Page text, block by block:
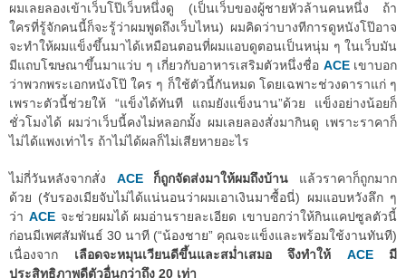
ผมเลยลองเข้าเว็บโป๊เว็บหนึ่งดู (เป็นเว็บของผู้ชายหัวล้านคนหนึ่ง ถ้า
ใครที่รู้จักคนนี้ก็จะรู้ว่าผมพูดถึงเว็บไหน) ผมคิดว่าบางทีการดูหนังโป๊อาจ
จะทำให้ผมแข็งขึ้นมาได้เหมือนตอนที่ผมแอบดูตอนเป็นหนุ่ม ๆ ในเว็บมัน
มีแถบโฆษณาขึ้นมาแว่บ ๆ เกี่ยวกับอาหารเสริมตัวหนึ่งชื่อ ACEเขาบอก
ว่าพวกพระเอกหนังโป๊ ใคร ๆ ก็ใช้ตัวนี้กันหมด โดยเฉพาะช่วงดาราแก่ ๆ
เพราะตัวนี้ช่วยให้ “แข็งได้ทันที แถมยังแข็งนาน”ด้วย แข็งอย่างน้อยก็
ชั่วโมงได้ ผมว่าเว็บนี้คงไม่หลอกมั้ง ผมเลยลองสั่งมากินดู เพราะราคาก็
ไม่ได้แพงเท่าไร ถ้าไม่ได้ผลก็ไม่เสียหายอะไร
ไม่กี่วันหลังจากสั่ง ACE ก็ถูกจัดส่งมาให้ผมถึงบ้าน แล้วราคาก็ถูกมาก
ด้วย (รับรองเมียจับไม่ได้แน่นอนว่าผมเอาเงินมาซื้อนี่) ผมแอบหวังลึก ๆ
ว่า ACEจะช่วยผมได้ ผมอ่านรายละเอียด เขาบอกว่าให้กินแคปซูลตัวนี้
ก่อนมีเพศสัมพันธ์ 30 นาที (“น้องชาย” คุณจะแข็งและพร้อมใช้งานทันที)
เนื่องจาก เลือดจะหมุนเวียนดีขึ้นและสม่ำเสมอ จึงทำให้ ACEมี
ประสิทธิภาพดีตัวอื่นกว่าถึง 20 เท่า